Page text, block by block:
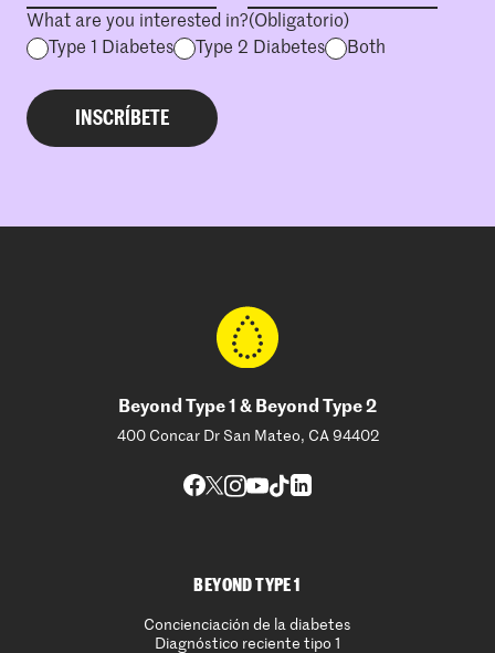
What are you interested in?(Obligatorio)
Type 1 Diabetes
Type 2 Diabetes Both
Beyond Type 1 & Beyond Type 2
400 Concar Dr San Mateo, CA 94402
BEYOND TYPE 1
Concienciación de la diabetes
Diagnóstico reciente tipo 1